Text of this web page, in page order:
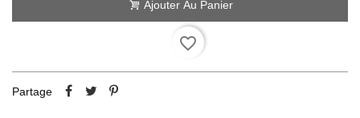
Ajouter Au Panier
favorite_border
Partage